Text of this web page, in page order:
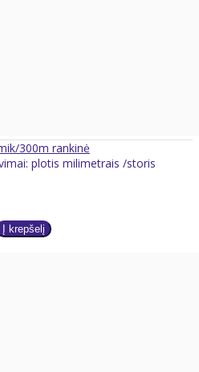
300m rankinė
plotis milimetrais /storis